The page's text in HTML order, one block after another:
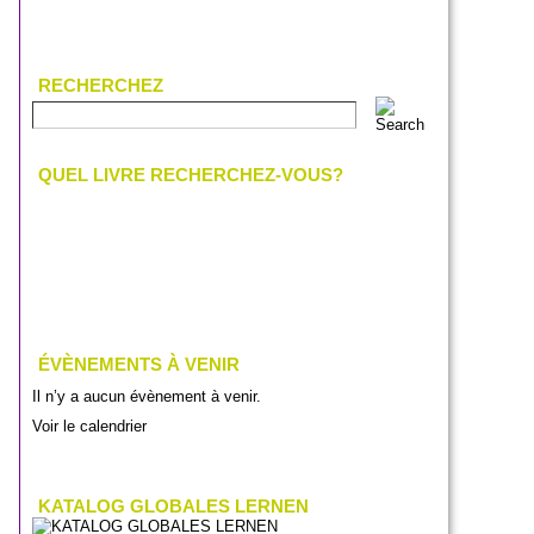
RECHERCHEZ
QUEL LIVRE RECHERCHEZ-VOUS?
ÉVÈNEMENTS À VENIR
Il n’y a aucun évènement à venir.
Voir le calendrier
KATALOG GLOBALES LERNEN